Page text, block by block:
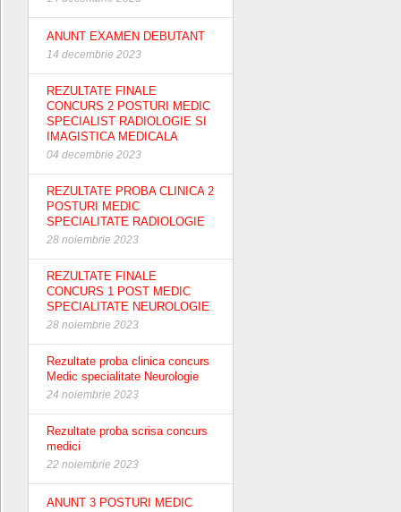
ANUNT EXAMEN DEBUTANT
14 decembrie 2023
REZULTATE FINALE
CONCURS 2 POSTURI MEDIC
SPECIALIST RADIOLOGIE SI
IMAGISTICA MEDICALA
04 decembrie 2023
REZULTATE PROBA CLINICA 2
POSTURI MEDIC
SPECIALITATE RADIOLOGIE
28 noiembrie 2023
REZULTATE FINALE
CONCURS 1 POST MEDIC
SPECIALITATE NEUROLOGIE
28 noiembrie 2023
Rezultate proba clinica concurs
Medic specialitate Neurologie
24 noiembrie 2023
Rezultate proba scrisa concurs
medici
22 noiembrie 2023
ANUNT 3 POSTURI MEDIC